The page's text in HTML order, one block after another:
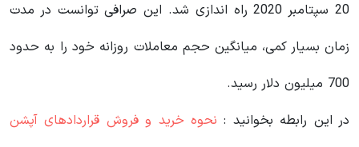
20 سپتامبر 2020 راه اندازی شد. این صرافی توانست در مدت
زمان بسیار کمی، میانگین حجم معاملات روزانه خود را به حدود
700 میلیون دلار رسید.
در این رابطه بخوانید‌ : نحوه خرید و فروش قراردادهای آپشن